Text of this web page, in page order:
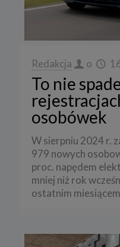
Redakcja o
To nie
osobówek
W sierpniu 2024 r.
979 nowych
proc. napędem
mniej niż rok
ostatnim